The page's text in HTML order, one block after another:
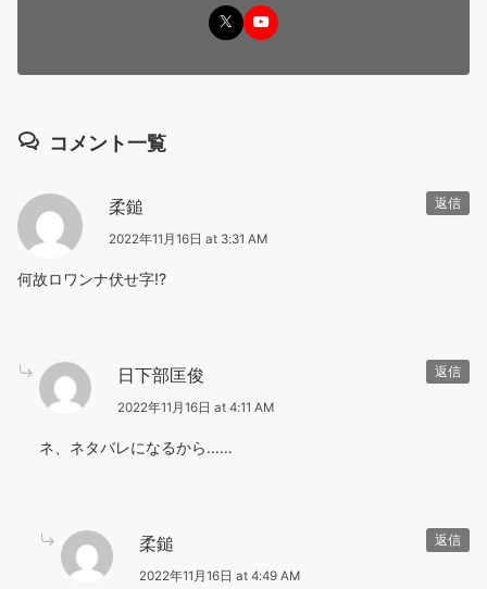
コメント一覧
返信
柔鎚
2022年11月16日 at 3:31 AM
何故ロワンナ伏せ字!?
返信
日下部匡俊
2022年11月16日 at 4:11 AM
ネ、ネタバレになるから……
返信
柔鎚
2022年11月16日 at 4:49 AM